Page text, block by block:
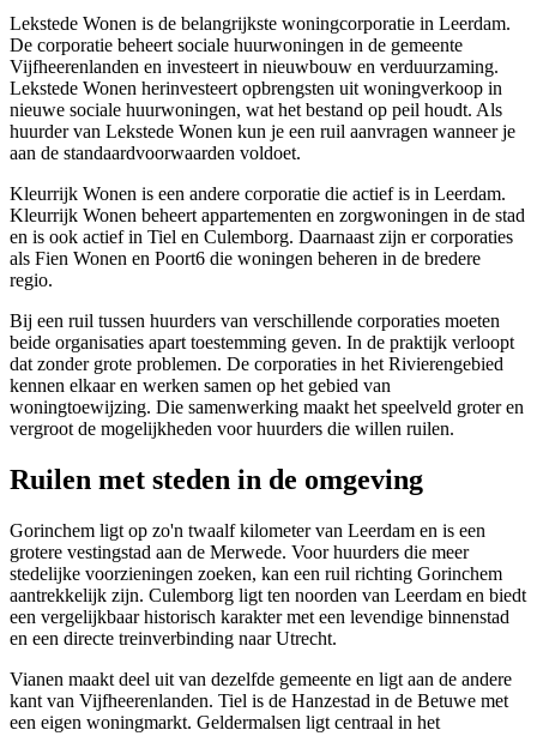
Lekstede Wonen is de belangrijkste woningcorporatie in Leerdam.
De corporatie beheert sociale huurwoningen in de gemeente
Vijfheerenlanden en investeert in nieuwbouw en verduurzaming.
Lekstede Wonen herinvesteert opbrengsten uit woningverkoop in
nieuwe sociale huurwoningen, wat het bestand op peil houdt. Als
huurder van Lekstede Wonen kun je een ruil aanvragen wanneer je
aan de standaardvoorwaarden voldoet.
Kleurrijk Wonen is een andere corporatie die actief is in Leerdam.
Kleurrijk Wonen beheert appartementen en zorgwoningen in de stad
en is ook actief in Tiel en Culemborg. Daarnaast zijn er corporaties
als Fien Wonen en Poort6 die woningen beheren in de bredere
regio.
Bij een ruil tussen huurders van verschillende corporaties moeten
beide organisaties apart toestemming geven. In de praktijk verloopt
dat zonder grote problemen. De corporaties in het Rivierengebied
kennen elkaar en werken samen op het gebied van
woningtoewijzing. Die samenwerking maakt het speelveld groter en
vergroot de mogelijkheden voor huurders die willen ruilen.
Ruilen met steden in de omgeving
Gorinchem ligt op zo'n twaalf kilometer van Leerdam en is een
grotere vestingstad aan de Merwede. Voor huurders die meer
stedelijke voorzieningen zoeken, kan een ruil richting Gorinchem
aantrekkelijk zijn. Culemborg ligt ten noorden van Leerdam en biedt
een vergelijkbaar historisch karakter met een levendige binnenstad
en een directe treinverbinding naar Utrecht.
Vianen maakt deel uit van dezelfde gemeente en ligt aan de andere
kant van Vijfheerenlanden. Tiel is de Hanzestad in de Betuwe met
een eigen woningmarkt. Geldermalsen ligt centraal in het